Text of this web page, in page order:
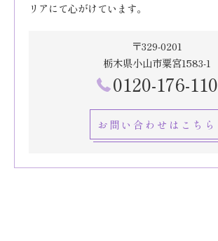
リアにて心がけています。
〒329-0201
栃木県小山市粟宮1583-1
0120-176-110
お問い合わせはこちら